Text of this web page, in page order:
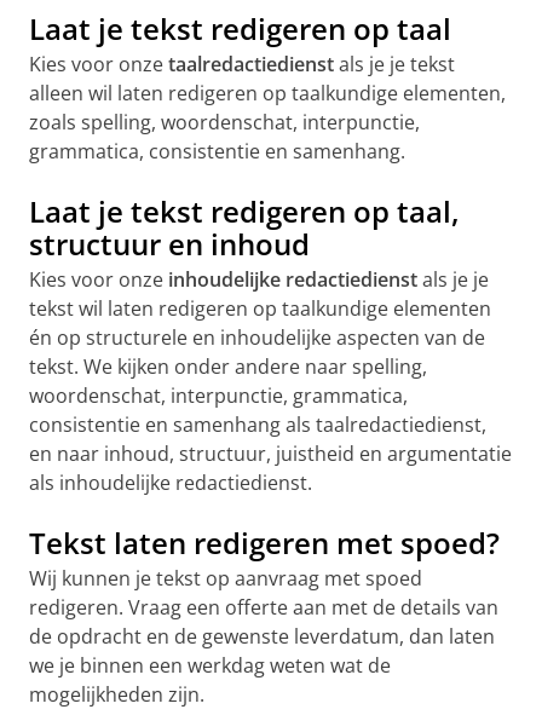
Laat je tekst redigeren op taal
Kies voor onzetaalredactiedienstals je je tekst
alleen wil laten redigeren op taalkundige elementen,
zoals spelling, woordenschat, interpunctie,
grammatica, consistentie en samenhang.
Laat je tekst redigeren op taal,
structuur en inhoud
Kies voor onze inhoudelijke redactiedienstals je je
tekst wil laten redigeren op taalkundige elementen
én op structurele en inhoudelijke aspecten van de
tekst. We kijken onder andere naar spelling,
woordenschat, interpunctie, grammatica,
consistentie en samenhang als taalredactiedienst,
en naar inhoud, structuur, juistheid en argumentatie
als inhoudelijke redactiedienst.
Tekst laten redigeren met spoed?
Wij kunnen je tekst op aanvraag met spoed
redigeren. Vraag een offerte aan met de details van
de opdracht en de gewenste leverdatum, dan laten
we je binnen een werkdag weten wat de
mogelijkheden zijn.